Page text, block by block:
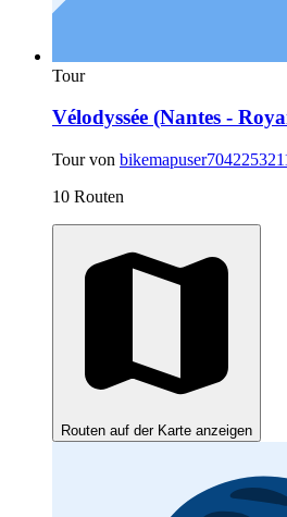
Tour
Vélodyssée (Nantes -
Tour von
10 Routen
Routen auf der Karte anzeigen